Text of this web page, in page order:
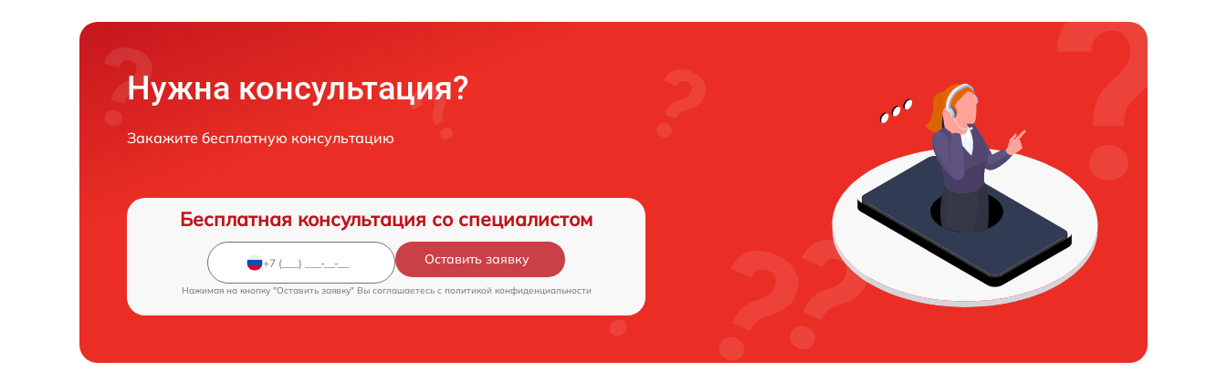
Нужна консультация?
Закажите бесплатную консультацию
Бесплатная консультация со специалистом
Оставить заявку
Нажимая на кнопку "Оставить заявку" Вы соглашаетесь c политикой конфиденциальности